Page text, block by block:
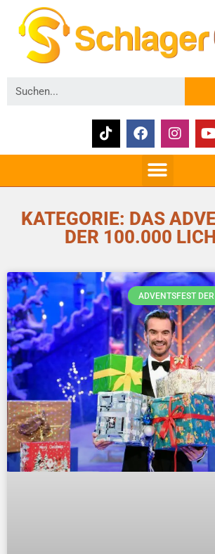
KATEGORIE: DAS
DER 100.000
ADVENTSFEST